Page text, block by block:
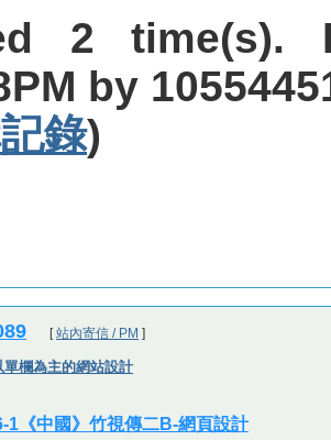
2 time(s).
by
錄)
[站內寄信 / PM ]
欄為主的網站設計
1《中國》竹視傳二B-網頁設計